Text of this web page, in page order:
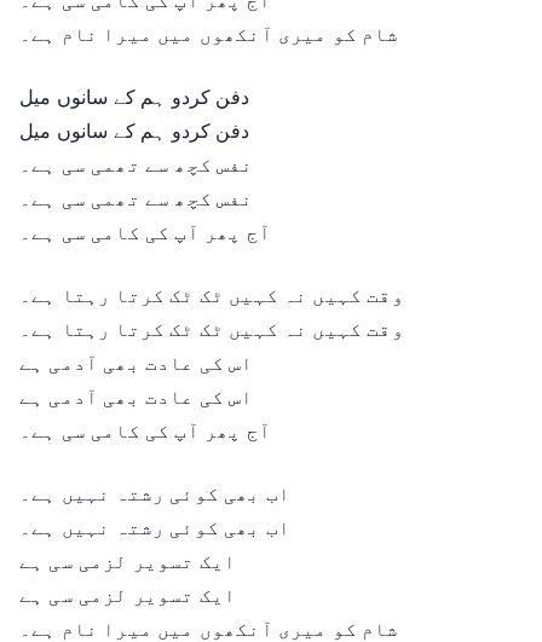
شام کو میری آنکھوں میں میرا نام ہے۔
دفن کردو ہم کے سانوں میل
دفن کردو ہم کے سانوں میل
نفس کچھ سے تھمی سی ہے۔
نفس کچھ سے تھمی سی ہے۔
آج پھر آپ کی کامی سی ہے۔
وقت کہیں نہ کہیں ٹک ٹک کرتا رہتا ہے۔
وقت کہیں نہ کہیں ٹک ٹک کرتا رہتا ہے۔
اس کی عادت بھی آدمی ہے
اس کی عادت بھی آدمی ہے
آج پھر آپ کی کامی سی ہے۔
اب بھی کوئی رشتہ نہیں ہے۔
اب بھی کوئی رشتہ نہیں ہے۔
ایک تسویر لزمی سی ہے
ایک تسویر لزمی سی ہے
شام کو میری آنکھوں میں میرا نام ہے۔